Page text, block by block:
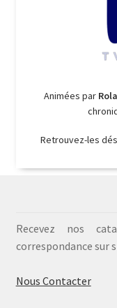
Animées par
Retrouvez-les
Recevez nos
correspondance sur
Nous Contacter